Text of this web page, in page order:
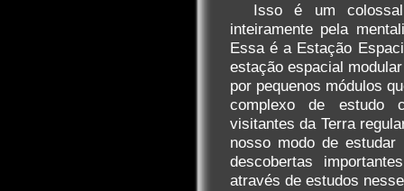
Isso é um colossal
inteiramente pela
Essa é a Estação
estação espacial
por pequenos módulos
complexo de estudo
visitantes da Terra
nosso modo de
descobertas
através de estudos